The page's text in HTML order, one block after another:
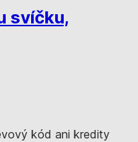
svíčku,
kód ani kredity